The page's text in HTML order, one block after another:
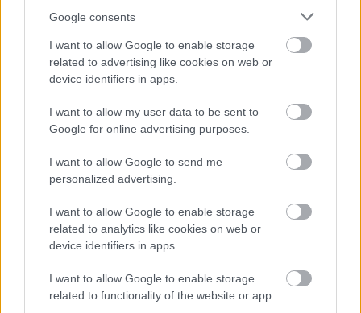
Google consents
I want to allow Google to enable storage
related to advertising like cookies on web or
device identifiers in apps.
I want to allow my user data to be sent to
Google for online advertising purposes.
I want to allow Google to send me
personalized advertising.
I want to allow Google to enable storage
related to analytics like cookies on web or
device identifiers in apps.
I want to allow Google to enable storage
related to functionality of the website or app.